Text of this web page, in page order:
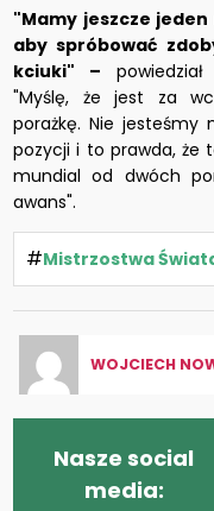
"Mamy jeszcze
aby spróbować
kciuki" –
"Myślę, że jest za
porażkę. Nie jesteśmy
pozycji i to prawda, że
mundial od dwóch
awans".
#Mistrzostwa
WOJCIECH
Nasze social
media: